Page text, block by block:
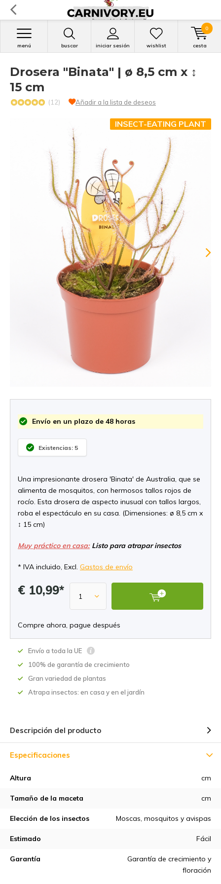
buscar iniciar sesión
menú wishlist cesta
0
Drosera "Binata" | ø 8,5 cm x ↕
15 cm
(12) Añadir a la lista de deseos
INSECT-EATING PLANT
Envío en un plazo de 48 horas
Existencias: 5
Una impresionante drosera 'Binata' de Australia, que se
alimenta de mosquitos, con hermosos tallos rojos de
rocío. Esta drosera de aspecto inusual con tallos largos,
roba el espectáculo en su casa. (Dimensiones: ø 8,5 cm x
↕ 15 cm)
Muy práctico en casa:Listo para atrapar insectos
* IVA incluido, Excl. Gastos de envío
€ 10,99*
Compre ahora, pague después
Envío a toda la UE
100% de garantía de crecimiento
Gran variedad de plantas
Atrapa insectos: en casa y en el jardín
Descripción del producto
Especificaciones
Altura cm
Tamaño de la maceta cm
Elección de los insectos Moscas, mosquitos y avispas
Estimado Fácil
Garantía
Garantía de crecimiento y
floración